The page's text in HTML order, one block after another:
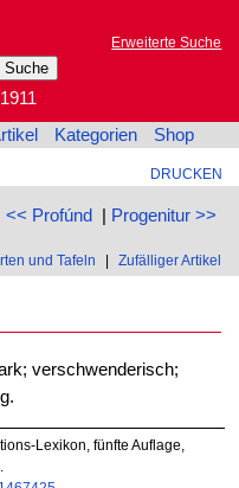
Erweiterte Suche
Kategorien Shop
DRUCKEN
<< Profúnd| Progenitur >>
und Tafeln Zufälliger Artikel
verschwenderisch;
Lexikon, fünfte Auflage,